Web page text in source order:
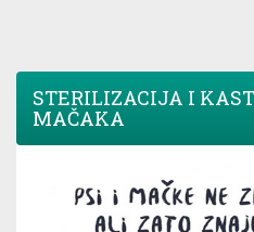
STERILIZACIJA I
MAČAKA